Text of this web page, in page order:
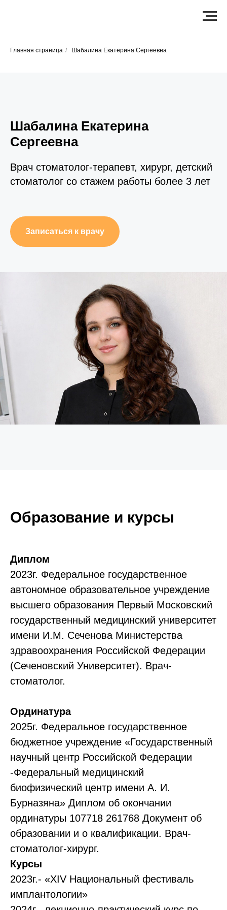
Главная страница / Шабалина Екатерина Сергеевна
Шабалина Екатерина
Сергеевна
Врач стоматолог-терапевт, хирург, детский
стоматолог со стажем работы более 3 лет
Записаться к врачу
Образование и курсы
Диплом
2023г. Федеральное государственное
автономное образовательное учреждение
высшего образования Первый Московский
государственный медицинский университет
имени И.М. Сеченова Министерства
здравоохранения Российской Федерации
(Сеченовский Университет). Врач-
стоматолог.
Ординатура
2025г. Федеральное государственное
бюджетное учреждение «Государственный
научный центр Российской Федерации
-Федеральный медицинский
биофизический центр имени А. И.
Бурназяна» Диплом об окончании
ординатуры 107718 261768 Документ об
образовании и о квалификации. Врач-
стоматолог-хирург.
Курсы
2023г.- «XIV Национальный фестиваль
имплантологии»